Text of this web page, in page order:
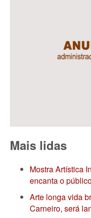
Mais lidas
Mostra Artística
encanta o
Arte longa vida
Carneiro, será